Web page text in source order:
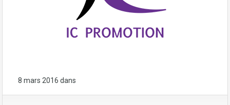
8 mars 2016 dans